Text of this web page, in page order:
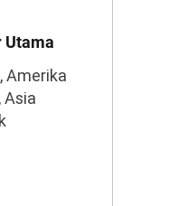
Utama
Amerika
Asia